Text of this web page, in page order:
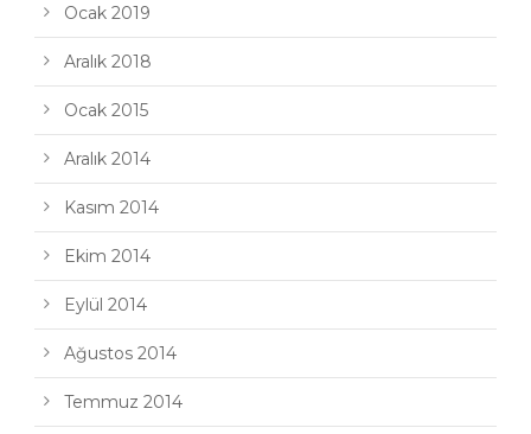
Ocak 2019
Aralık 2018
Ocak 2015
Aralık 2014
Kasım 2014
Ekim 2014
Eylül 2014
Ağustos 2014
Temmuz 2014